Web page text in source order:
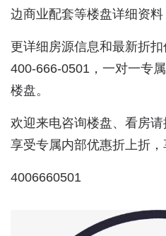
边商业配套等楼盘详细资料
更详细房源信息和最新折
400-666-0501，一对一专
楼盘。
欢迎来电咨询楼盘、看房
享受专属内部优惠折上折
4006660501